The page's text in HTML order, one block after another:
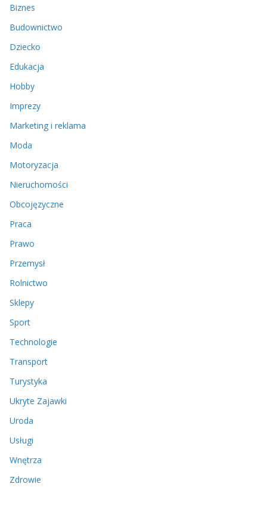
Biznes
Budownictwo
Dziecko
Edukacja
Hobby
Imprezy
Marketing i reklama
Moda
Motoryzacja
Nieruchomości
Obcojęzyczne
Praca
Prawo
Przemysł
Rolnictwo
Sklepy
Sport
Technologie
Transport
Turystyka
Ukryte Zajawki
Uroda
Usługi
Wnętrza
Zdrowie